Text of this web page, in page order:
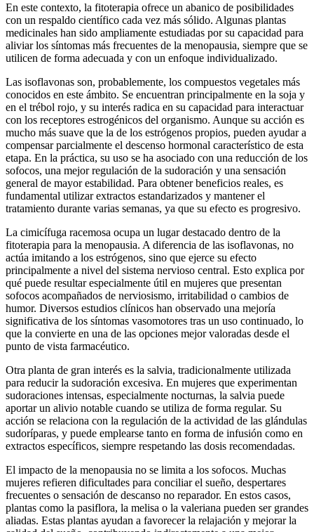
En este contexto, la fitoterapia ofrece un abanico de posibilidades
con un respaldo científico cada vez más sólido. Algunas plantas
medicinales han sido ampliamente estudiadas por su capacidad para
aliviar los síntomas más frecuentes de la menopausia, siempre que se
utilicen de forma adecuada y con un enfoque individualizado.
Las isoflavonas son, probablemente, los compuestos vegetales más
conocidos en este ámbito. Se encuentran principalmente en la soja y
en el trébol rojo, y su interés radica en su capacidad para interactuar
con los receptores estrogénicos del organismo. Aunque su acción es
mucho más suave que la de los estrógenos propios, pueden ayudar a
compensar parcialmente el descenso hormonal característico de esta
etapa. En la práctica, su uso se ha asociado con una reducción de los
sofocos, una mejor regulación de la sudoración y una sensación
general de mayor estabilidad. Para obtener beneficios reales, es
fundamental utilizar extractos estandarizados y mantener el
tratamiento durante varias semanas, ya que su efecto es progresivo.
La cimicífuga racemosa ocupa un lugar destacado dentro de la
fitoterapia para la menopausia. A diferencia de las isoflavonas, no
actúa imitando a los estrógenos, sino que ejerce su efecto
principalmente a nivel del sistema nervioso central. Esto explica por
qué puede resultar especialmente útil en mujeres que presentan
sofocos acompañados de nerviosismo, irritabilidad o cambios de
humor. Diversos estudios clínicos han observado una mejoría
significativa de los síntomas vasomotores tras un uso continuado, lo
que la convierte en una de las opciones mejor valoradas desde el
punto de vista farmacéutico.
Otra planta de gran interés es la salvia, tradicionalmente utilizada
para reducir la sudoración excesiva. En mujeres que experimentan
sudoraciones intensas, especialmente nocturnas, la salvia puede
aportar un alivio notable cuando se utiliza de forma regular. Su
acción se relaciona con la regulación de la actividad de las glándulas
sudoríparas, y puede emplearse tanto en forma de infusión como en
extractos específicos, siempre respetando las dosis recomendadas.
El impacto de la menopausia no se limita a los sofocos. Muchas
mujeres refieren dificultades para conciliar el sueño, despertares
frecuentes o sensación de descanso no reparador. En estos casos,
plantas como la pasiflora, la melisa o la valeriana pueden ser grandes
aliadas. Estas plantas ayudan a favorecer la relajación y mejorar la